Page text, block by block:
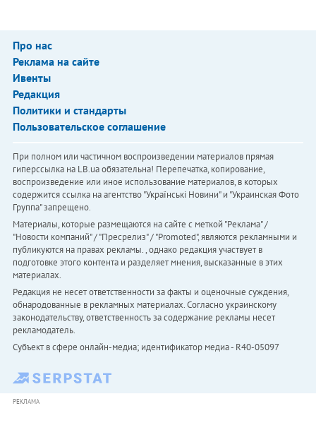
Про нас
Реклама на сайте
Ивенты
Редакция
Политики и стандарты
Пользовательское соглашение
При полном или частичном воспроизведении материалов прямая
гиперссылка на LB.ua обязательна! Перепечатка, копирование,
воспроизведение или иное использование материалов, в которых
содержится ссылка на агентство "Українськi Новини" и "Украинская Фото
Группа" запрещено.
Материалы, которые размещаются на сайте с меткой "Реклама" /
"Новости компаний" / "Пресрелиз" / "Promoted", являются рекламными и
публикуются на правах рекламы. , однако редакция участвует в
подготовке этого контента и разделяет мнения, высказанные в этих
материалах.
Редакция не несет ответственности за факты и оценочные суждения,
обнародованные в рекламных материалах. Согласно украинскому
законодательству, ответственность за содержание рекламы несет
рекламодатель.
Субъект в сфере онлайн-медиа; идентификатор медиа - R40-05097
РЕКЛАМА